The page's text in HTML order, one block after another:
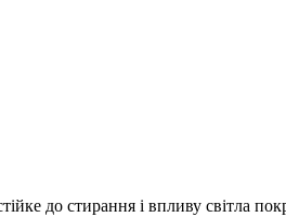
до стирання і впливу світла